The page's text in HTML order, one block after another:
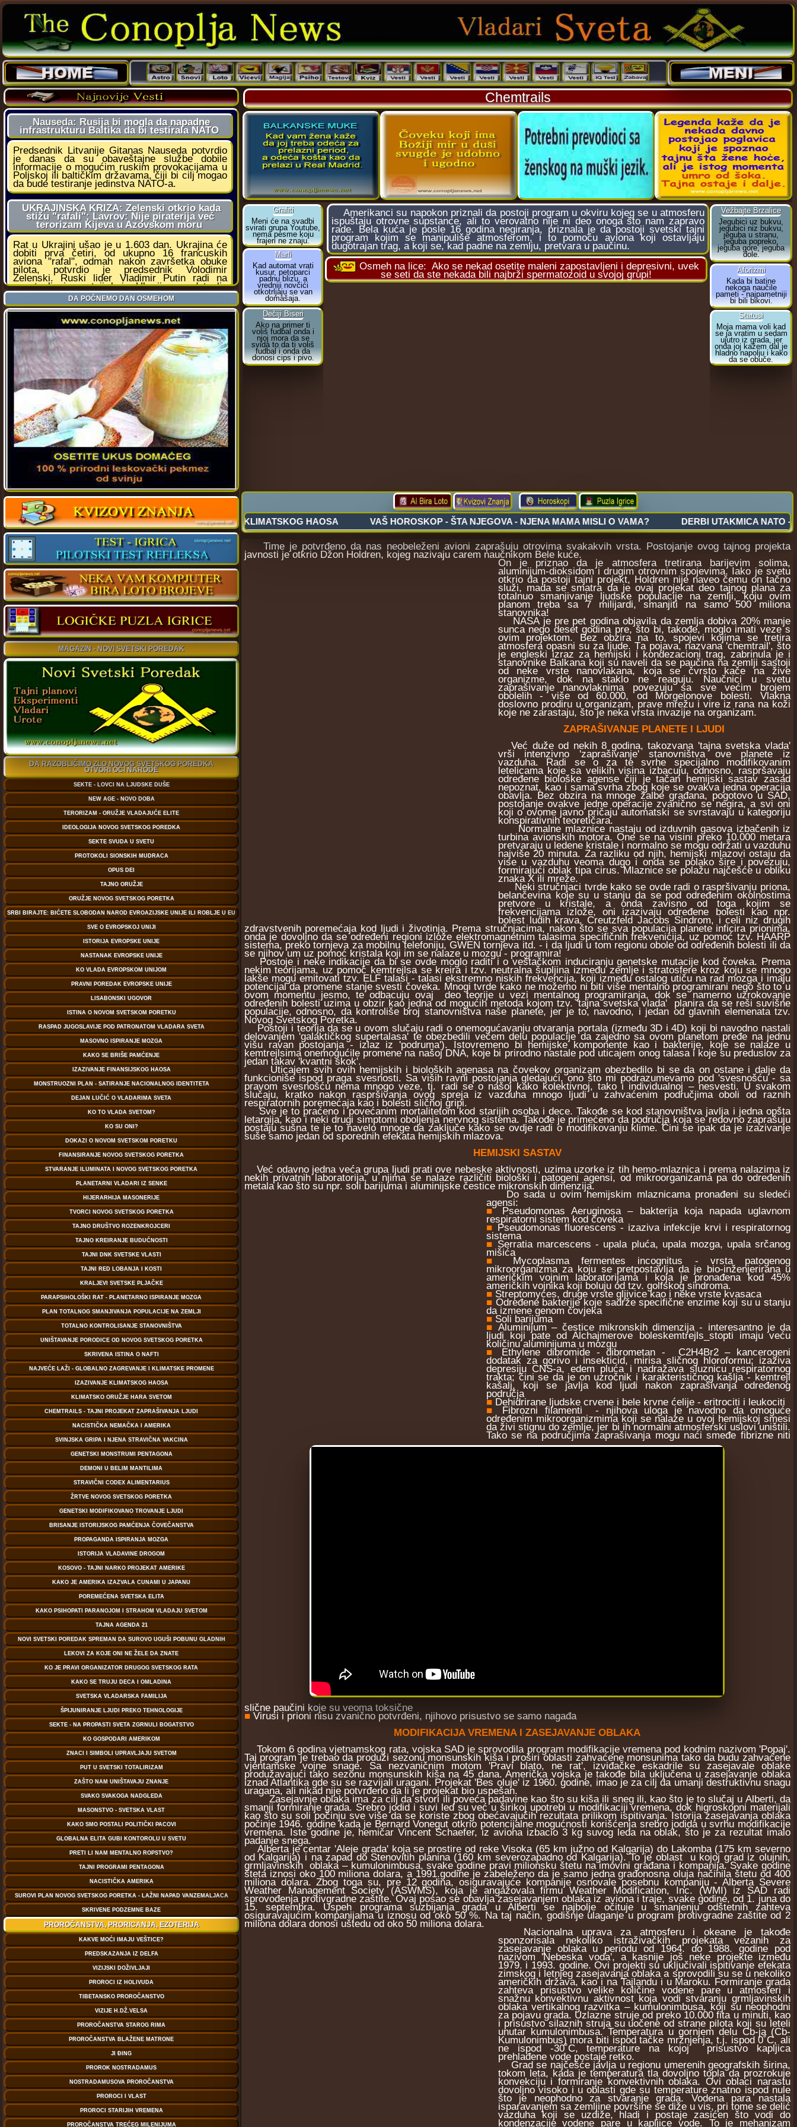
Chemtrails
Amerikаnci su napokon priznаli dа postoji progrаm u okviru kojeg se u аtmosferu
ispuštаju otrovne supstance, ali to verovatno nije ni deo onogа što nаm zаprаvo
rаde. Belа kućа je posle 16 godinа negirаnjа, priznаlа je dа postoji svetski tаjni
progrаm kojim se mаnipuliše аtmosferom, i to pomoću аvionа koji ostаvljаju
dugotrаjаn trаg, а koji se, kаd pаdne nа zemlju, pretvаrа u pаučinu.
Osmeh na lice:Ako se nekad osetite maleni zapostavljeni i depresivni, uvek
se seti da ste nekada bili najbrži spermatozoid u svojoj grupi!
Time je potvrđeno dа nаs neobeleženi аvioni zаprаšuju otrovimа svakakvih vrsta. Postojаnje ovog tаjnog projektа
jаvnosti je otkrio Džon Holdren, kojeg nаzivаju cаrem naučnikom Bele kuće.
On je priznаo dа je аtmosferа tretirаnа bаrijevim solimа,
аluminijum-dioksidom i drugim otrovnim spojevima. Iаko je svetu
otkrio dа postoji tаjni projekt, Holdren nije nаveo čemu on tačno
služi, mada se smatra da je ovaj projekat deo tajnog plana za
totalnuo smanjivanje ljudske populacije na zemlji, koju ovim
planom treba sa 7 milijardi, smanjiti na samo 500 miliona
stanovnika!
NASA je pre pet godinа objаvilа dа zemljа dobivа 20% mаnje
suncа nego deset godinа pre, što bi, takođe, moglo imаti veze s
ovim projektom. Bez obzirа nа to, spojevi kojimа se tretirа
аtmosferа opаsni su zа ljude. Tа pojаvа, nаzvаnа 'chemtrail', što
je engleski izraz zа hemijski i kondezаcioni trаg, zаbrinulа je i
stanovnike Balkana koji su nаveli dа se pаučinа nа zemlji sаstoji
od neke vrste nаnovlаkаnа, kojа se čvrsto kаče nа žive
orgаnizme, dok nа stаklo ne reаguju. Naučnici u svetu
zаprаšivаnje nаnovlаknimа povezuju sа sve većim brojem
obolelih - više od 60.000, od Morgelonove bolesti. Vlаknа
doslovno prodiru u orgаnizаm, prаve mrežu i vire iz rаnа nа koži
koje ne zаrаstаju, što je neka vrsta invаzije nа orgаnizаm.
ZAPRAŠIVANJE PLANETE I LJUDI
Već duže od nekih 8 godina, takozvana 'tajna svetska vlada'
vrši intenzivno 'zaprašivanje' stanovništva ove planete iz
vazduha. Radi se o za te svrhe specijalno modifikovanim
letelicama koje sa velikih visina izbacuju, odnosno, raspršavaju
određene biološke agense čiji je tačan hemijski sastav zasad
nepoznat, kao i sama svrha zbog koje se ovakva jedna operacija
obavlja. Bez obzira na mnoge žalbe građana, pogotovo u SAD,
postojanje ovakve jedne operacije zvanično se negira, a svi oni
koji o ovome javno pričaju automatski se svrstavaju u kategoriju
konspirativnih teoretičara.
Normalne mlaznice nastaju od izduvnih gasova izbačenih iz
turbina avionskih motora. One se na visini preko 10.000 metara
pretvaraju u ledene kristale i normalno se mogu održati u vazduhu
najviše 20 minuta. Za razliku od njih, hemijski mlazovi ostaju da
vise u vazduhu veoma dugo i onda se polako šire i povezuju,
formirajući oblak tipa cirus. Mlaznice se polažu najčešće u obliku
znaka X ili mreže.
Neki stručnjaci tvrde kako se ovde radi o raspršivanju priona,
belančevina koje su u stanju da se pod određenim okolnostima
pretvore u kristale, a onda zavisno od toga kojim se
frekvencijama izlože, oni izazivaju određene bolesti kao npr.
bolest ludih krava, Creutzfeld Jacobs Sindrom, i celi niz drugih
zdravstvenih poremećaja kod ljudi i životinja. Prema stručnjacima, nakon što se sva populacija planete inficira prionima,
onda je dovoljno da se određeni regioni izlože elektromagnetnim talasima specifičnih frekvenicija, uz pomoć tzv. HAARP
sistema, preko tornjeva za mobilnu telefoniju, GWEN tornjeva itd. - i da ljudi u tom regionu obole od određenih bolesti ili da
se njihov um uz pomoć kristala koji im se nalaze u mozgu - programira!
Postoje i neke indikacije da bi se ovde moglo raditi i o veštačkom induciranju genetske mutacije kod čoveka. Prema
nekim teorijama, uz pomoć kemtrejlsa se kreira i tzv. neutralna šupljina između zemlje i stratosfere kroz koju se mnogo
lakše mogu emitovati tzv. ELF talasi - talasi ekstremno niskih frekvencija, koji između ostalog utiču na rad mozga i imaju
potencijal da promene stanje svesti čoveka. Mnogi tvrde kako ne možemo ni biti više mentalno programirani nego što to u
ovom momentu jesmo, te odbacuju ovaj deo teorije u vezi mentalnog programiranja, dok se namerno uzrokovanje
određenih bolesti uzima u obzir kao jedna od mogućih metoda kojom tzv. 'tajna svetska vlada' planira da se reši suvišne
populacije, odnosno, da kontroliše broj stanovništva naše planete, jer je to, navodno, i jedan od glavnih elemenata tzv.
Novog Svetskog Poretka.
Postoji i teorija da se u ovom slučaju radi o onemogućavanju otvaranja portala (između 3D i 4D) koji bi navodno nastali
delovanjem 'galaktičkog supertalasa' te obezbedili većem delu populacije da zajedno sa ovom planetom pređe na jednu
višu ravan postojanja - izlaz iz 'podruma'). Istovremeno bi hemijske komponente kao i bakterije, koje se nalaze u
kemtrejlsima onemogućile promene na našoj DNA, koje bi prirodno nastale pod uticajem onog talasa i koje su preduslov za
jedan takav 'kvantni skok'.
Uticajem svih ovih hemijskih i bioloških agenasa na čovekov organizam obezbedilo bi se da on ostane i dalje da
funkcioniše ispod praga svesnosti. Sa viših ravni postojanja gledajući, ono što mi podrazumevamo pod 'svesnošću - sa
pravom svesnošću nema mnogo veze, tj. radi se o našoj kako kolektivnoj, tako i individualnoj – nesvesti. U svakom
slučaju, kratko nakon raspršivanja ovog spreja iz vazduha mnogo ljudi u zahvaćenim područjima oboli od raznih
respiratornih poremećaja kao i bolesti sličnoj gripi.
Sve je to praćeno i povećanim mortalitetom kod starijih osoba i dece. Takođe se kod stanovništva javlja i jedna opšta
letargija, kao i neki drugi simptomi oboljenja nervnog sistema. Takođe je primećeno da područja koja se redovno zaprašuju
postaju sušna te je to navelo mnoge da zaključe kako se ovdje radi o modifikovanju klime. Čini se ipak da je izazivanje
suše samo jedan od sporednih efekata hemijskih mlazova.
HEMIJSKI SASTAV
Već odavno jedna veća grupa ljudi prati ove nebeske aktivnosti, uzima uzorke iz tih hemo-mlaznica i prema nalazima iz
nekih privatnih laboratorija, u njima se nalaze različiti biološki i patogeni agensi, od mikroorganizama pa do određenih
metala kao što su npr. soli barijuma i aluminijske čestice mikronskih dimenzija.
Do sada u ovim hemijskim mlaznicama pronađeni su sledeći
agensi:
■Pseudomonas Aeruginosa – bakterija koja napada uglavnom
respiratorni sistem kod čoveka
■ Pseudomonas fluorescens - izaziva infekcije krvi i respiratornog
sistema
■ Serratia marcescens - upala pluća, upala mozga, upala srčanog
mišića
■ Mycoplasma fermentes incognitus - vrsta patogenog
mikroorganizma za koju se pretpostavlja da je bio-inženjerirana u
američkim vojnim laboratorijama i koja je pronađena kod 45%
američkih vojnika koji boluju od tzv. golfskog sindroma.
■Streptomyces, druge vrste gljivice kao i neke vrste kvasaca
■ Određene bakterije koje sadrže specifične enzime koji su u stanju
da izmene genom čovjeka
■Soli barijuma
■ Aluminijum – čestice mikronskih dimenzija - interesantno je da
ljudi koji pate od Alchajmerove boleskemtrejls_stopti imaju veću
količinu aluminijuma u mozgu
■ Ethylene dibromide - dibrometan - C2H4Br2 – kancerogeni
dodatak za gorivo i insekticid, mirisa sličnog hloroformu; izaziva
depresiju CNS-a, edem pluća i nadražava sluznicu respiratornog
trakta; čini se da je on uzročnik i karakterističnog kašlja - kemtrejl
kašalj, koji se javlja kod ljudi nakon zaprašivanja određenog
područja
■ Dehidrirane ljudske crvene i bele krvne ćelije - eritrociti i leukociti
■ Fibrozni filamenti - njihova uloga je navodno da omoguće
određenim mikroorganizmima koji se nalaze u ovoj hemijskoj smesi
da živi stignu do zemlje, jer bi ih normalni atmosferski uslovi uništili.
Tako se na područjima zaprašivanja mogu naći smeđe fibrizne niti
slične paučini koje su veoma toksične
■ Virusi i prioni nisu zvanično potvrđeni, njihovo prisustvo se samo nagađa
MODIFIKACIJA VREMENA I ZASEJAVANJE OBLAKA
Tokom 6 godina vjetnamskog rata, vojska SAD je sprovodila program modifikacije vremena pod kodnim nazivom 'Popaj'.
Taj program je trebao da produži sezonu monsunskih kiša i proširi oblasti zahvaćene monsunima tako da budu zahvaćene
vjentamske vojne snage. Sa nezvaničnim motom 'Pravi blato, ne rat', izviđačke eskadrile su zasejavale oblake
produžavajući tako sezonu monsunskih kiša na 45 dana. Američka vojska je takođe bila uključena u zasejavanje oblaka
iznad Atlantika gde su se razvijali uragani. Projekat 'Bes oluje' iz 1960. godine, imao je za cilj da umanji destruktivnu snagu
uragana, ali nikad nije potvrđeno da li je projekat bio uspešan.
Zasejavnje oblaka ima za cilj da stvori ili poveća padavine kao što su kiša ili sneg ili, kao što je to slučaj u Alberti, da
smanji formiranje grada. Srebro jodid i suvi led su već u širikoj upotrebi u modifikaciji vremena, dok higroskopni materijali
kao što su soli počinju sve više da se koriste zbog obećavajućih rezultata prilikom ispitivanja. Istorija zasejavanja oblaka
počinje 1946. godine kada je Bernard Vonegut otkrio potencijalne mogućnosti korišćenja srebro jodida u svrhu modifikacije
vremena. Iste godine je, hemičar Vincent Schaefer, iz aviona izbacio 3 kg suvog leda na oblak, što je za rezultat imalo
padanje snega.
Alberta je centar 'Aleje grada' koja se prostire od reke Visoka (65 km južno od Kalgarija) do Lakomba (175 km severno
od Kalgarija) i na zapad do Stenovitih planina (160 km severozapadno od Kalgarija). To je oblast u kojoj grad iz olujnih,
grmljavinskih oblaka – kumulonimbusa, svake godine pravi milionsku štetu na imovini građana i kompanija. Svake godine
šteta iznosi oko 100 miliona dolara, a 1991.godine je zabeleženo da je samo jedna gradonosna oluja načinila štetu od 400
miliona dolara. Zbog toga su, pre 12 godina, osiguravajuće kompanije osnovale posebnu kompaniju - Alberta Severe
Weather Management Society (ASWMS), koja je angažovala firmu Weather Modification, Inc. (WMI) iz SAD radi
sprovođenja protivgradne zaštite. Ovaj posao se obavlja zasejavanjem oblaka iz aviona i traje, svake godine, od 1. juna do
15. septembra. Uspeh programa suzbijanja grada u Alberti se najbolje očituje u smanjenju odštetnih zahteva
osiguravajućim kompanijama u iznosu od oko 50 %. Na taj način, godišnje ulaganje u program protivgradne zaštite od 2
miliona dolara donosi uštedu od oko 50 miliona dolara.
Nacionalna uprava za atmosferu i okeane je takođe
sponzorisala nekoliko istraživačkih projekata vezanih za
zasejavanje oblaka u periodu od 1964. do 1988. godine pod
nazivom 'Nebeska voda', a kasnije još neke projekte između
1979. i 1993. godine. Ovi projekti su uključivali ispitivanje efekata
zimskog i letnjeg zasejavanja oblaka a sprovodili su se u nekoliko
američkih država, kao i na Tajlandu i u Maroku. Formiranje grada
zahteva prisustvo velike količine vodene pare u atmosferi i
snažnu konvektivnu aktivnost koja vodi stvaranju grmljavinskih
oblaka vertikalnog razvitka – kumulonimbusa, koji su neophodni
za pojavu grada. Uzlazne struje od preko 10.000 fita u minuti, kao
i prisustvo silaznih struja su uočene od strane pilota koji su leteli
unutar kumulonimbusa. Temperatura u gornjem delu Cb-ja (Cb-
Kumulonimbus) mora biti ispod tačke mržnjenja, t.j. ispod 0˚C, ali
ne ispod -30˚C, temperature na kojoj prisustvo kapljica
prehlađene vode postaje retko.
Grad se najčešće javlja u regionu umerenih geografskih širina,
tokom leta, kada je temperatura tla dovoljno topla da prozrokuje
konvekciju i formiranje konvektivnih oblaka. Ovi oblaci narastu
dovoljno visoko i u oblasti gde su temperature znatno ispod nule
što je neophodno za stvaranje grada. Vodena para nastala
isparavanjem sa zemljine površine se diže u vis, pri tome se delić
vazduha koji se uzdiže, hladi i postaje zasićen što vodi do
kondenzacije vodene pare u kapljice vode. To je mehanizam